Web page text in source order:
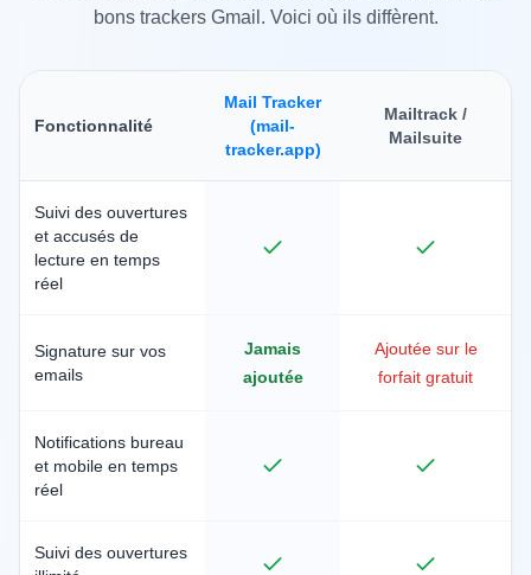
bons trackers Gmail. Voici où ils diffèrent.
Fonctionnalité
Mail Tracker
(mail-
tracker.app)
Mailtrack /
Mailsuite
Suivi des ouvertures
et accusés de
lecture en temps
réel
Signature sur vos
emails
Jamais
ajoutée
Ajoutée sur le
forfait gratuit
Notifications bureau
et mobile en temps
réel
Suivi des ouvertures